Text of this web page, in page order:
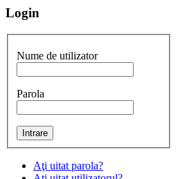
Login
Nume de utilizator
Parola
Aţi uitat parola?